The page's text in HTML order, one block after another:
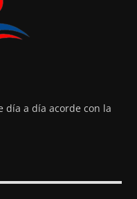
día a día acorde con la